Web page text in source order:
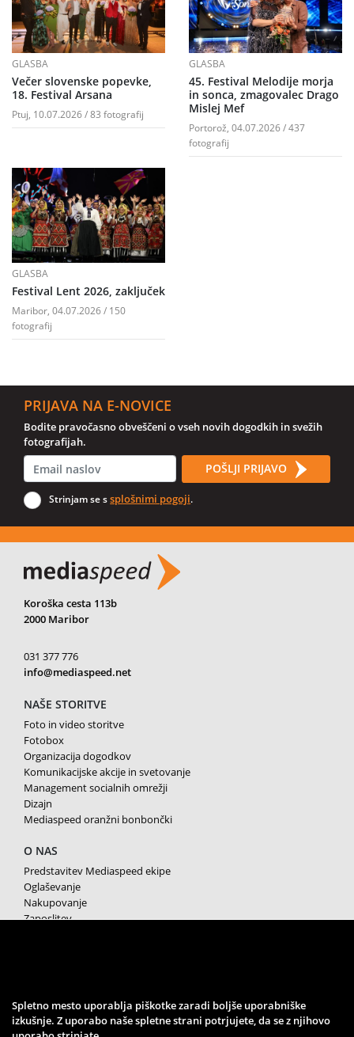
GLASBA
Večer slovenske popevke,
18. Festival Arsana
Ptuj, 10.07.2026 / 83 fotografij
GLASBA
45. Festival Melodije morja
in sonca, zmagovalec Drago
Mislej Mef
Portorož, 04.07.2026 / 437
fotografij
GLASBA
Festival Lent 2026, zaključek
Maribor, 04.07.2026 / 150
fotografij
PRIJAVA NA E-NOVICE
Bodite pravočasno obveščeni o vseh novih dogodkih in svežih
fotografijah.
POŠLJI PRIJAVO
Strinjam se ssplošnimi pogoji.
Koroška cesta 113b
2000 Maribor
031 377 776
info@mediaspeed.net
NAŠE STORITVE
Foto in video storitve
Fotobox
Organizacija dogodkov
Komunikacijske akcije in svetovanje
Management socialnih omrežji
Dizajn
Mediaspeed oranžni bonbončki
O NAS
Predstavitev Mediaspeed ekipe
Oglaševanje
Nakupovanje
Zaposlitev
SPREMLJAJTE NAS
Spletno mesto uporablja piškotke zaradi boljše uporabniške
izkušnje. Z uporabo naše spletne strani potrjujete, da se z njihovo